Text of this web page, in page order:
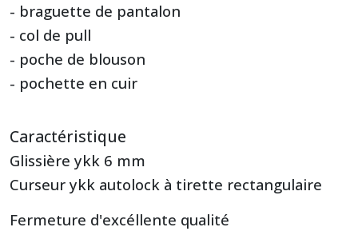
- braguette de pantalon
- col de pull
- poche de blouson
- pochette en cuir
Caractéristique
Glissière ykk 6 mm
Curseur ykk autolock à tirette rectangulaire
Fermeture d'excéllente qualité